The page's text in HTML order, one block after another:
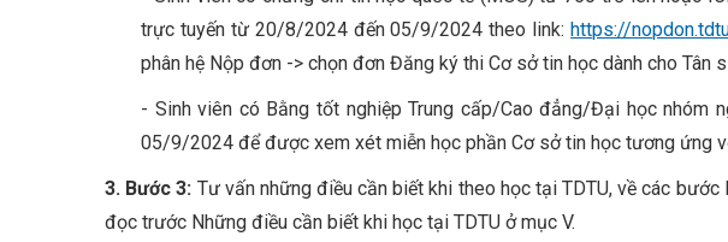
trực tuyến từ 20/8/2024 đến 05/9/2024 theo link:https://
phân hệ Nộp đơn -> chọn đơn Đăng ký thi Cơ sở tin học dành cho Tân
- Sinh viên có Bằng tốt nghiệp Trung cấp/Cao đẳng/Đại học
05/9/2024 để được xem xét miễn học phần Cơ sở tin học tương ứng
3. Bước 3: Tư vấn những điều cần biết khi theo học tại TDTU, về các
đọc trước Những điều cần biết khi học tại TDTU ở mục V.